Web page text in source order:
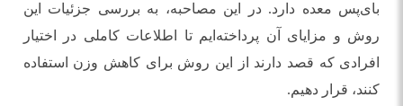
بای‌پس معده دارد. در این مصاحبه، به بررسی جزئیات این
روش و مزایای آن پرداخته‌ایم تا اطلاعات کاملی در اختیار
افرادی که قصد دارند از این روش برای کاهش وزن استفاده
کنند، قرار دهیم.